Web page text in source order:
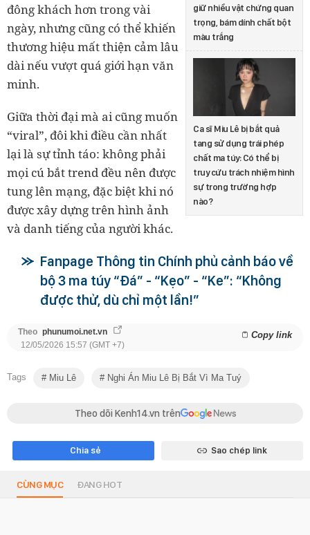
giữ nhiều vật chứng quan
trọng, bám dính chất bột
màu trắng
Ca sĩ Miu Lê bị bắt quả
tang sử dụng trái phép
chất ma túy: Có thể bị
truy cứu trách nhiệm hình
sự trong trường hợp
nào?
đông khách hơn trong vài
ngày, nhưng cũng có thể khiến
thương hiệu mất thiện cảm lâu
dài nếu vượt quá giới hạn văn
minh.
Giữa thời đại mà ai cũng muốn
“viral”, đôi khi điều cần nhất
lại là sự tỉnh táo: không phải
mọi cú bắt trend đều nên được
tung lên mạng, đặc biệt khi nó
được xây dựng trên hình ảnh
và danh tiếng của người khác.
Fanpage Thông tin Chính phủ cảnh báo về
bộ 3 ma túy “Đá” - “Kẹo” - “Ke”: “Không
được thử, dù chỉ một lần!”
Theo phunumoi.net.vn Copy link
12/05/2026 15:57 (GMT +7)
Tags Miu Lê Nghi Án Miu Lê Bị Bắt Vì Ma Tuý
Theo dõi Kenh14.vn trên
Chia sẻ Sao chép link
CÙNG MỤC ĐANG HOT